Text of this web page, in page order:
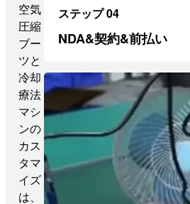
空気
圧縮
ブー
ツと
冷却
療法
マシ
ンの
カス
タマ
イズ
は、
ステップ 04
NDA&契約&前払い